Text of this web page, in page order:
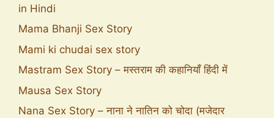
in Hindi
Mama Bhanji Sex Story
Mami ki chudai sex story
Mastram Sex Story – मस्तराम की कहानियाँ हिंदी में
Mausa Sex Story
Nana Sex Story – नाना ने नातिन को चोदा (मजेदार